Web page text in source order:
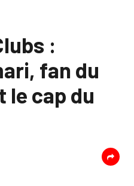
:
fan du
le cap du